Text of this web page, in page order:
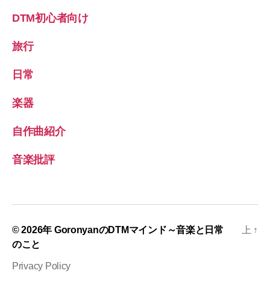
DTM初心者向け
旅行
日常
楽器
自作曲紹介
音楽批評
© 2026年 GoronyanのDTMマインド～音楽と日常
のこと
Privacy Policy
上 ↑